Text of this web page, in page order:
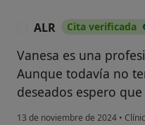
ALR Cita verificada
Vanesa es una
Aunque todavía no
deseados espero
13 de noviembre de 2024 •